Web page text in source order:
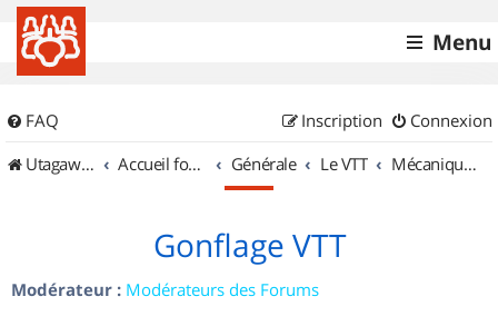
Menu
FAQ Connexion
Inscription
UtagawaVTT (Randos VTT et VTTAE avec traces GPS)
Accueil forum Générale Le VTT Mécanique et Entretiens
Gonflage VTT
Modérateur : Modérateurs des Forums